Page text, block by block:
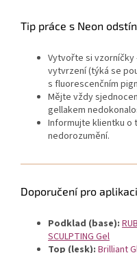
Tip práce s Neon
Vytvořte si
vytvrzení (týká se
s fluorescenčním
Mějte vždy
gellakem
Informujte klientku
nedorozumění.
Doporučení pro aplikaci
Podklad (base):
SCULPTING Gel
Top (lesk): Brilliant